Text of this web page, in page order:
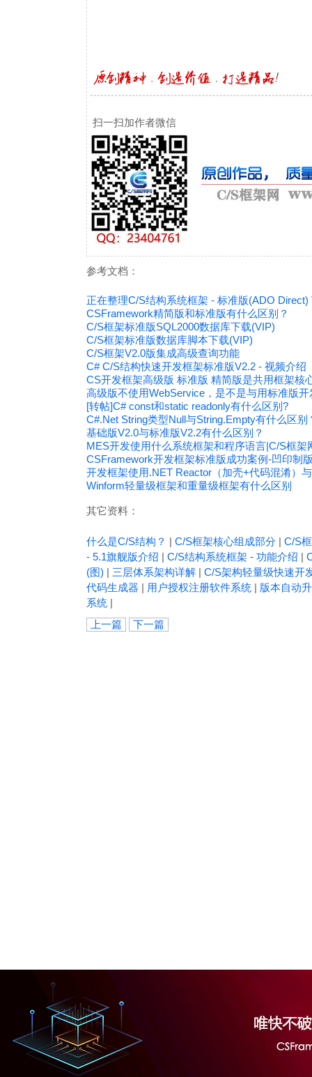
扫一扫加作者微信
参考文档：
正在整理C/S结构系统框架 - 标准版(ADO Direct)
CSFramework精简版和标准版有什么区别？
C/S框架标准版SQL2000数据库下载(VIP)
C/S框架标准版数据库脚本下载(VIP)
C/S框架V2.0版集成高级查询功能
C# C/S结构快速开发框架标准版V2.2 - 视频介绍
CS开发框架高级版 标准版 精简版是共用框架核
高级版不使用WebService，是不是与用标准版
[转帖]C# const和static readonly有什么区别?
C#.Net String类型Null与String.Empty有什么区别
基础版V2.0与标准版V2.2有什么区别？
MES开发使用什么系统框架和程序语言|C/S框架
CSFramework开发框架标准版成功案例-凹印制
开发框架使用.NET Reactor（加壳+代码混淆）
Winform轻量级框架和重量级框架有什么区别
其它资料：
什么是C/S结构？ | C/S框架核心组成部分 | C/S
- 5.1旗舰版介绍 | C/S结构系统框架 - 功能介绍 |
(图) | 三层体系架构详解 | C/S架构轻量级快速开
代码生成器 | 用户授权注册软件系统 | 版本自动
系统 |
上一篇
下一篇